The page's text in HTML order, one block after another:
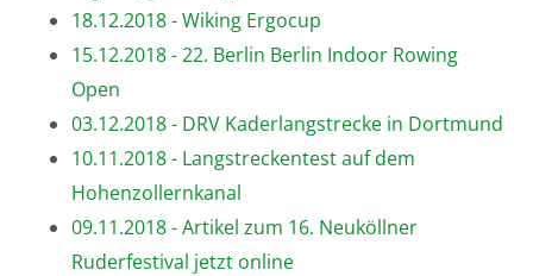
18.12.2018 - Wiking Ergocup
15.12.2018 - 22. Berlin Berlin Indoor Rowing
Open
03.12.2018 - DRV Kaderlangstrecke in Dortmund
10.11.2018 - Langstreckentest auf dem
Hohenzollernkanal
09.11.2018 - Artikel zum 16. Neuköllner
Ruderfestival jetzt online